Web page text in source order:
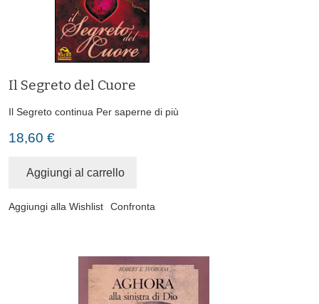
Il Segreto del Cuore
Il Segreto continua Per saperne di più
18,60 €
Aggiungi al carrello
Aggiungi alla Wishlist Confronta